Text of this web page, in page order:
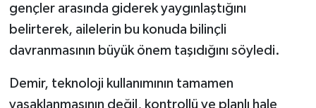
gençler arasında giderek yaygınlaştığını
belirterek, ailelerin bu konuda bilinçli
davranmasının büyük önem taşıdığını söyledi.
Demir, teknoloji kullanımının tamamen
yasaklanmasının değil, kontrollü ve planlı hale